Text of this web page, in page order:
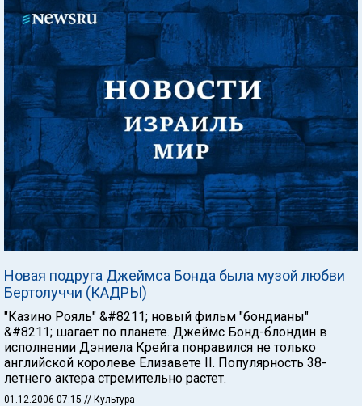
Новая подруга Джеймса Бонда была музой любви
Бертолуччи (КАДРЫ)
"Казино Рояль" &#8211; новый фильм "бондианы"
&#8211; шагает по планете. Джеймс Бонд-блондин в
исполнении Дэниела Крейга понравился не только
английской королеве Елизавете II. Популярность 38-
летнего актера стремительно растет.
01.12.2006 07:15 // Культура